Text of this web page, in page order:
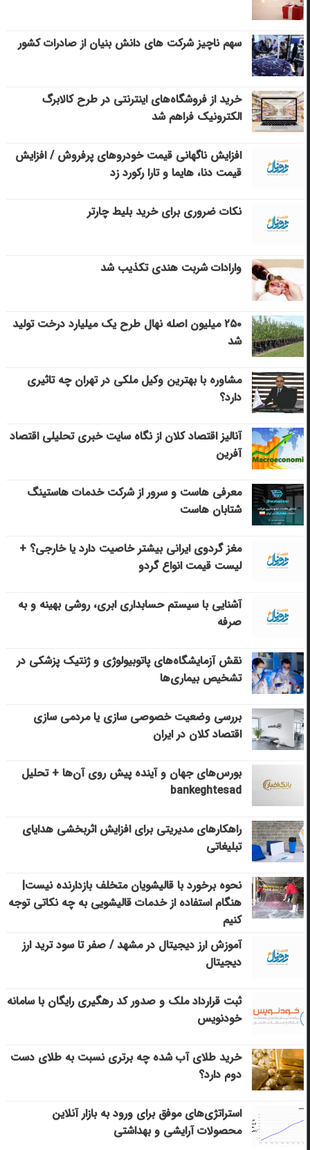
سهم ناچیز شرکت های دانش بنیان از صادرات کشور
خرید از فروشگاه‌های اینترنتی در طرح کالابرگ
الکترونیک فراهم شد
افزایش ناگهانی قیمت خودروهای پرفروش / افزایش
قیمت دنا، هایما و تارا رکورد زد
نکات ضروری برای خرید بلیط چارتر
وارادات شربت هندی تکذیب شد
۲۵۰ میلیون اصله نهال طرح یک میلیارد درخت تولید
شد
مشاوره با بهترین وکیل ملکی در تهران چه تاثیری
دارد؟
آنالیز اقتصاد کلان از نگاه سایت خبری تحلیلی اقتصاد
آفرین
معرفی هاست و سرور از شرکت خدمات هاستینگ
شتابان هاست
مغز گردوی ایرانی بیشتر خاصیت دارد یا خارجی؟ +
لیست قیمت انواع گردو
آشنایی با سیستم حسابداری ابری، روشی بهینه و به
صرفه
نقش آزمایشگاه‌های پاتوبیولوژی و ژنتیک پزشکی در
تشخیص بیماری‌ها
بررسی وضعیت خصوصی سازی یا مردمی سازی
اقتصاد کلان در ایران
بورس‌های جهان و آینده پیش روی آن‌ها + تحلیل
bankeghtesad
راهکارهای مدیریتی برای افزایش اثربخشی هدایای
تبلیغاتی
نحوه برخورد با قالیشویان متخلف بازدارنده نیست|
هنگام استفاده از خدمات قالیشویی به چه نکاتی توجه
کنیم
آموزش ارز دیجیتال در مشهد / صفر تا سود ترید ارز
دیجیتال
ثبت قرارداد ملک و صدور کد رهگیری رایگان با سامانه
خودنویس
خرید طلای آب شده چه برتری نسبت به طلای دست
دوم دارد؟
استراتژی‌های موفق برای ورود به بازار آنلاین
محصولات آرایشی و بهداشتی